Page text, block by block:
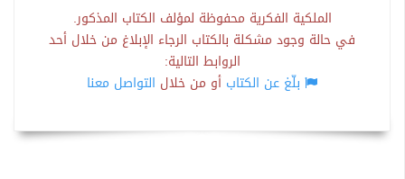
الملكية الفكرية محفوظة لمؤلف الكتاب المذكور.
في حالة وجود مشكلة بالكتاب الرجاء الإبلاغ من خلال أحد
الروابط التالية:
بلّغ عن الكتاب أو من خلال التواصل معنا